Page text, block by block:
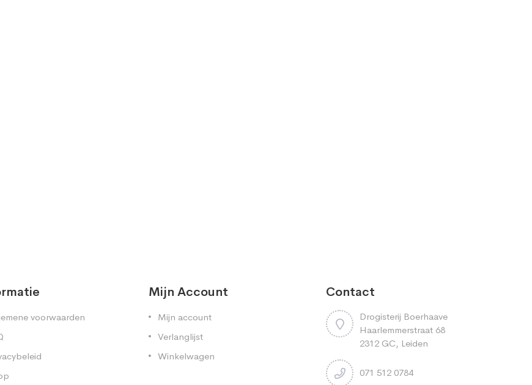
voorwaarden
Mijn Account
Mijn account
Verlanglijst
Winkelwagen
Contact
Drogisterij Boerhaave
Haarlemmerstraat 68
2312 GC, Leiden
071 512 0784